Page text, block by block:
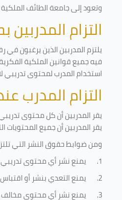
وتعود إلى جامعة الطائف
التزام
يلتزم المدربين الذين يرغبون
فيه جميع قوانين الملكية
استخدام المدرب لمحتوى تدريبي
التزام المدرب
يقر المدربين أن كل محتوى
يقر المدربين أن جميع
ومن ضوابط حقوق النشر التي
1.
يمنع نشر أي محتوى
2.
يمنع التعدي بنشر أو
3.
يمنع نشر أي محتوى مخالف